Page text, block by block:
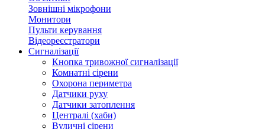
Зовнішні мікрофони
Монитори
Пульти керування
Відеореєстратори
Сигналізації
Кнопка тривожної сигналізації
Комнатні сірени
Охорона периметра
Датчики руху
Датчики затоплення
Централі (хаби)
Вуличні сірени